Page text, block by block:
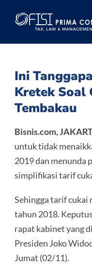
Ini
Kretek Soal
Tembakau
Bisnis.com,
untuk tidak
2019 dan menunda
simplifikasi tarif
Sehingga tarif cukai
tahun 2018.
rapat kabinet yang
Presiden Joko
Jumat (02/11).